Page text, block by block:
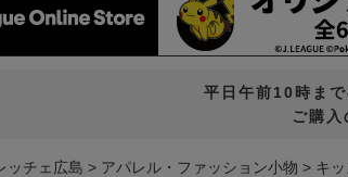
平日午前10時ま
ご購入
ッチェ広島 アパレル・ファッション小物 キ